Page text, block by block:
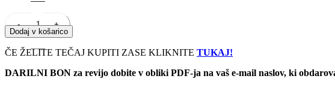
Dodaj v košarico
ČE ŽELITE TEČAJ KUPITI ZASE KLIKNITE TUKAJ!
DARILNI BON za revijo dobite v obliki PDF-ja na vaš e-mail naslov, ki